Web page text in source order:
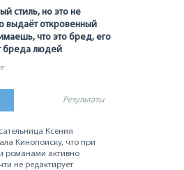
стиль, но это не
выдаёт откровенный
что это бред, его
бреда людей
Результаты
Ксения
Кинопоиску, что при
романами активно
не редактирует